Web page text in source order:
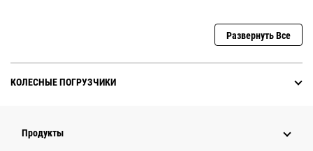
Развернуть Все
КОЛЕСНЫЕ ПОГРУЗЧИКИ
Продукты